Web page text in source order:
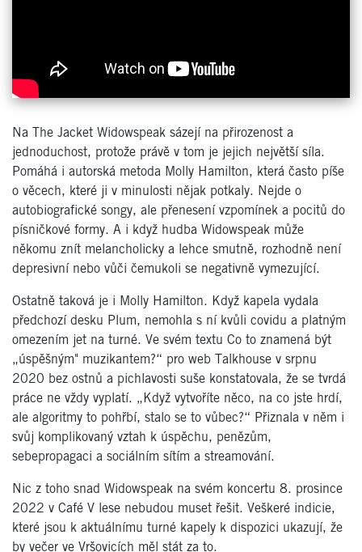
Na The Jacket Widowspeak sázejí na přirozenost a
jednoduchost, protože právě v tom je jejich největší síla.
Pomáhá i autorská metoda Molly Hamilton, která často píše
o věcech, které ji v minulosti nějak potkaly. Nejde o
autobiografické songy, ale přenesení vzpomínek a pocitů do
písničkové formy. A i když hudba Widowspeak může
někomu znít melancholicky a lehce smutně, rozhodně není
depresivní nebo vůči čemukoli se negativně vymezující.
Ostatně taková je i Molly Hamilton. Když kapela vydala
předchozí desku Plum, nemohla s ní kvůli covidu a platným
omezením jet na turné. Ve svém textu Co to znamená být
„úspěšným" muzikantem?“ pro web Talkhouse v srpnu
2020 bez ostnů a pichlavosti suše konstatovala, že se tvrdá
práce ne vždy vyplatí. „Když vytvoříte něco, na co jste hrdí,
ale algoritmy to pohřbí, stalo se to vůbec?“ Přiznala v něm i
svůj komplikovaný vztah k úspěchu, penězům,
sebepropagaci a sociálním sítím a streamování.
Nic z toho snad Widowspeak na svém koncertu 8. prosince
2022 v Café V lese nebudou muset řešit. Veškeré indicie,
které jsou k aktuálnímu turné kapely k dispozici ukazují, že
by večer ve Vršovicích měl stát za to.